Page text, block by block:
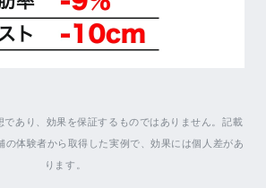
あり、効果を保証するものではありません。記載
の体験者から取得した実例で、効果には個人差があ
ります。